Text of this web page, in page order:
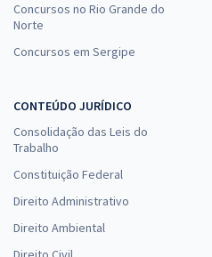
Concursos no Rio Grande do
Norte
Concursos em Sergipe
CONTEÚDO JURÍDICO
Consolidação das Leis do
Trabalho
Constituição Federal
Direito Administrativo
Direito Ambiental